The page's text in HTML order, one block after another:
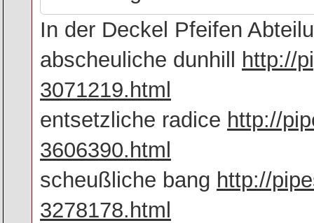
In der Deckel Pfeifen
abscheuliche dunhill
http://
3071219.html
entsetzliche radice http://
3606390.html
scheußliche bang http://
3278178.html